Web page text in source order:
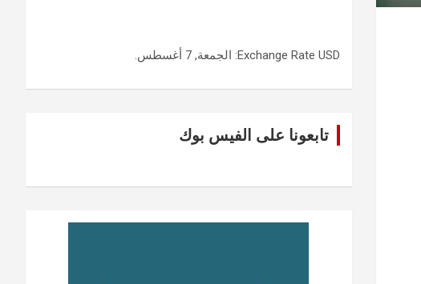
Exchange Rate USD : الجمعة, 7 أغسطس.
تابعونا على الفيس بوك